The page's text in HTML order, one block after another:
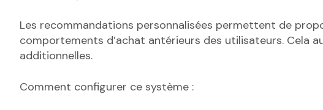
Les recommandations personnalisées permettent de
comportements d’achat antérieurs des utilisateurs. Cela
additionnelles.
Comment configurer ce système :